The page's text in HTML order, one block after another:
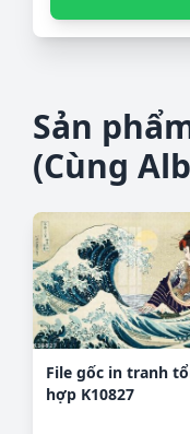
Sản
(Cùng
File gốc in tranh
hợp K10827